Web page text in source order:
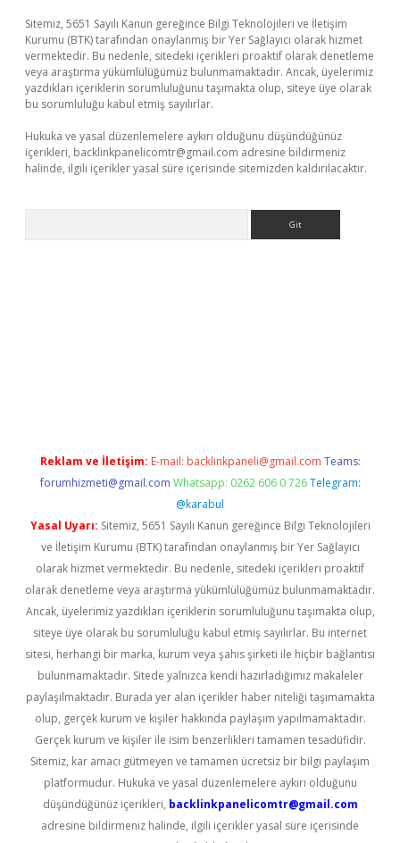
Sitemiz, 5651 Sayılı Kanun gereğince Bilgi Teknolojileri ve İletişim
Kurumu (BTK) tarafından onaylanmış bir Yer Sağlayıcı olarak hizmet
vermektedir. Bu nedenle, sitedeki içerikleri proaktif olarak denetleme
veya araştırma yükümlülüğümüz bulunmamaktadır. Ancak, üyelerimiz
yazdıkları içeriklerin sorumluluğunu taşımakta olup, siteye üye olarak
bu sorumluluğu kabul etmiş sayılırlar.
Hukuka ve yasal düzenlemelere aykırı olduğunu düşündüğünüz
içerikleri, backlinkpanelicomtr@gmail.com adresine bildirmeniz
halinde, ilgili içerikler yasal süre içerisinde sitemizden kaldırılacaktır.
Reklam ve İletişim: E-mail: backlinkpaneli@gmail.com Teams:
forumhizmeti@gmail.com Whatsapp: 0262 606 0 726 Telegram:
@karabul
Yasal Uyarı: Sitemiz, 5651 Sayılı Kanun gereğince Bilgi Teknolojileri
ve İletişim Kurumu (BTK) tarafından onaylanmış bir Yer Sağlayıcı
olarak hizmet vermektedir. Bu nedenle, sitedeki içerikleri proaktif
olarak denetleme veya araştırma yükümlülüğümüz bulunmamaktadır.
Ancak, üyelerimiz yazdıkları içeriklerin sorumluluğunu taşımakta olup,
siteye üye olarak bu sorumluluğu kabul etmiş sayılırlar. Bu internet
sitesi, herhangi bir marka, kurum veya şahıs şirketi ile hiçbir bağlantısı
bulunmamaktadır. Sitede yalnızca kendi hazırladığımız makaleler
paylaşılmaktadır. Burada yer alan içerikler haber niteliği taşımamakta
olup, gerçek kurum ve kişiler hakkında paylaşım yapılmamaktadır.
Gerçek kurum ve kişiler ile isim benzerlikleri tamamen tesadüfidir.
Sitemiz, kar amacı gütmeyen ve tamamen ücretsiz bir bilgi paylaşım
platformudur. Hukuka ve yasal düzenlemelere aykırı olduğunu
düşündüğünüz içerikleri, backlinkpanelicomtr@gmail.com
adresine bildirmeniz halinde, ilgili içerikler yasal süre içerisinde